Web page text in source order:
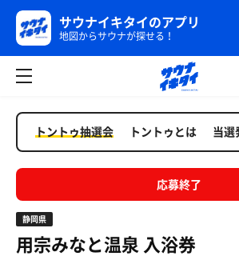
サウナイキタイのアプリ
地図からサウナが探せる！
トントゥ抽選会 トントゥとは 当選
応募終了
静岡県
用宗みなと温泉入浴券